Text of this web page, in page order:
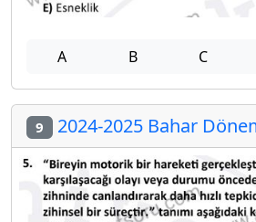
A B C
9 2024-2025 Bahar